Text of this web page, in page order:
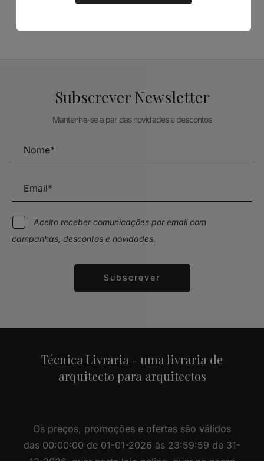
TÉCNICA LIVRARIA »
Subscrever Newsletter
Mantenha-se a par das novidades e descontos
Aceito receber comunicações por email com
campanhas, descontos e novidades.
Subscrever
Técnica Livraria - uma livraria de
arquitecto para arquitectos
Os preços, promoções e ofertas são válidos
das 00:00:00 de 01-01-2026 às 23:59:59 de 31-